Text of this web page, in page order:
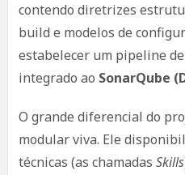
contendo diretrizes
build e modelos de
estabelecer um pipeline
integrado ao SonarQube
O grande diferencial do
modular viva. Ele
técnicas (as chamadas Skills